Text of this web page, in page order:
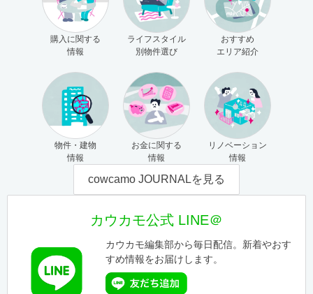
購入に関する
情報
ライフスタイル
別物件選び
おすすめ
エリア紹介
物件・建物
情報
お金に関する
情報
リノベーション
情報
cowcamo JOURNALを見る
カウカモ公式 LINE＠
カウカモ編集部から毎日配信。新着やおす
すめ情報をお届けします。